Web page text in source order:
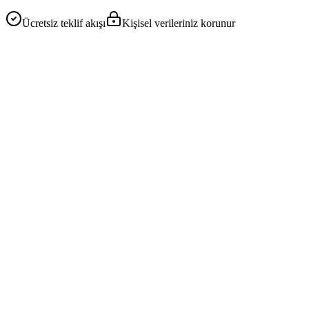
Ücretsiz teklif akışı Kişisel verileriniz korunur